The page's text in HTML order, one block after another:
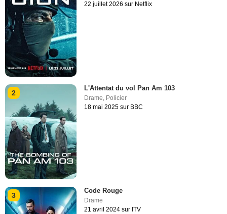
22 juillet 2026 sur Netflix
2
L'Attentat du vol Pan Am 103
Drame Policier
18 mai 2025 sur BBC
3
Code Rouge
Drame
21 avril 2024 sur ITV